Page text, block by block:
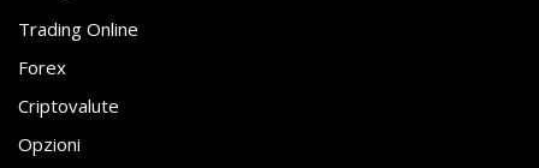
Trading Online
Forex
Criptovalute
Opzioni